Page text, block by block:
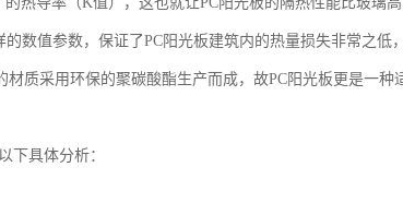
数值参数，保证了PC阳光板建筑内的热量损失非常之低
质采用环保的聚碳酸酯生产而成，故PC阳光板更是一种
下具体分析：